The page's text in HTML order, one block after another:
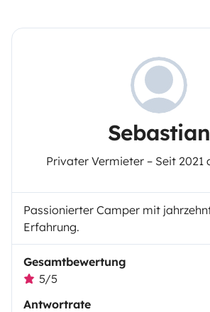
Sebastian
Privater Vermieter – Seit 2021
Passionierter Camper mit
Erfahrung.
Gesamtbewertung
5/5
Antwortrate